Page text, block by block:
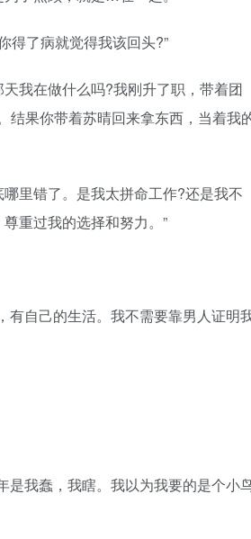
了病就觉得我该回头?”
我在做什么吗?我刚升了职，带着团
结果你带着苏晴回来拿东西，当着我
里错了。是我太拼命工作?还是我不
重过我的选择和努力。”
自己的生活。我不需要靠男人证明
我蠢，我瞎。我以为我要的是个小